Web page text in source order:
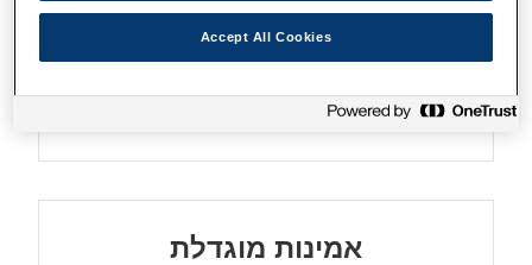
מהירויות הדפסה גבוהות
לשנייה עם 10 תווים לאינץ'
אמינות מוגדלת
Accept All Cookies